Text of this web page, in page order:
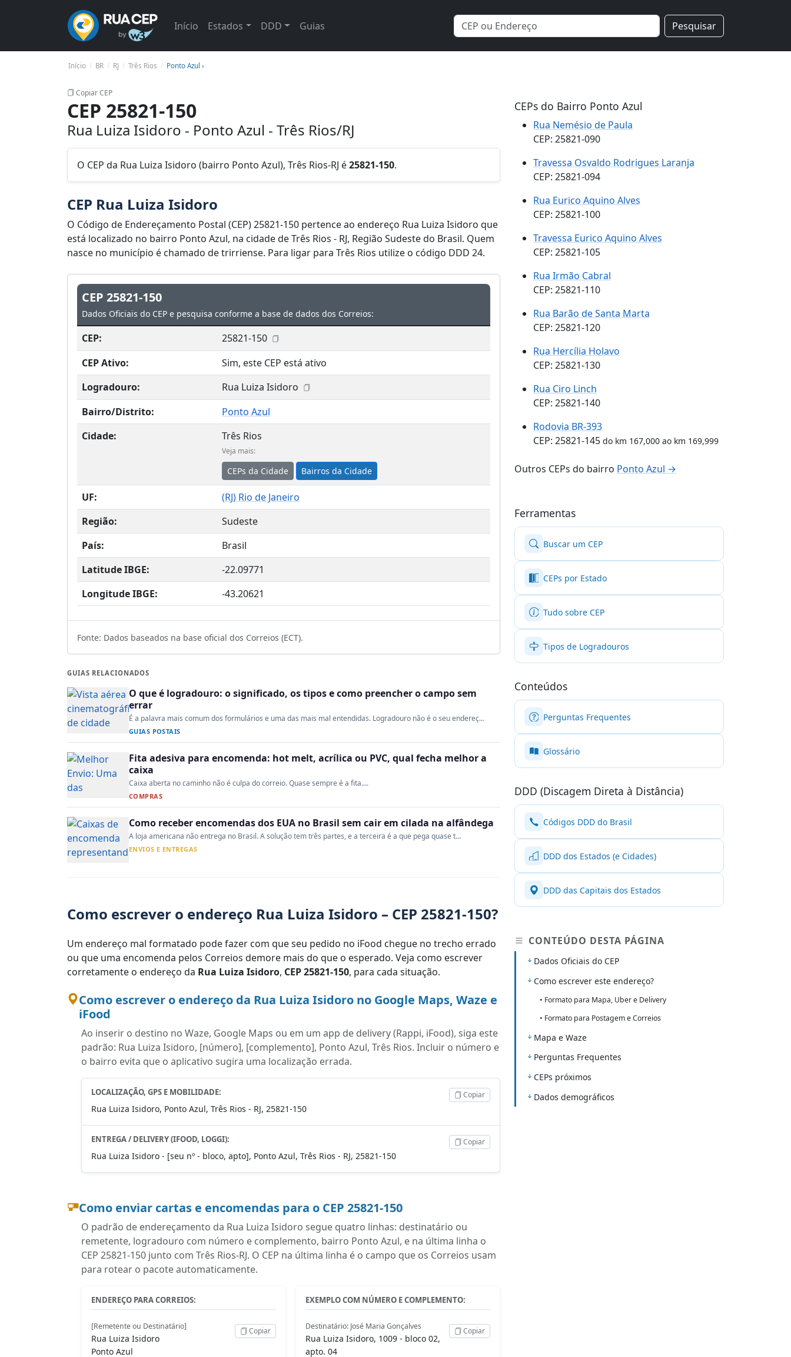
Início Estados DDD Guias Pesquisar
Início BR RJ Três Rios Ponto Azul ›
Copiar CEP
CEP 25821-150
Rua Luiza Isidoro - Ponto Azul - Três Rios/RJ
O CEP da Rua Luiza Isidoro (bairro Ponto Azul), Três Rios-RJ é25821-150.
CEP Rua Luiza Isidoro
O Código de Endereçamento Postal (CEP) 25821-150 pertence ao endereço Rua Luiza Isidoro que
está localizado no bairro Ponto Azul, na cidade de Três Rios - RJ, Região Sudeste do Brasil. Quem
nasce no município é chamado de trirriense. Para ligar para Três Rios utilize o código DDD 24.
CEP 25821-150
Dados Oficiais do CEP e pesquisa conforme a base de dados dos Correios:
CEP:
25821-150
CEP Ativo:
Sim, este CEP está ativo
Logradouro:
Rua Luiza Isidoro
Bairro/Distrito:
Ponto Azul
Cidade:
Três Rios
Veja mais:
CEPs da Cidade Bairros da Cidade
UF: (RJ) Rio de Janeiro
Região:
Sudeste
País:
Brasil
Latitude IBGE:
-22.09771
Longitude IBGE:
-43.20621
Fonte: Dados baseados na base oficial dos Correios (ECT).
GUIAS RELACIONADOS
O que é logradouro: o significado, os tipos e como preencher o campo sem
errar
É a palavra mais comum dos formulários e uma das mais mal entendidas. Logradouro não é o seu endereç...
GUIAS POSTAIS
Fita adesiva para encomenda: hot melt, acrílica ou PVC, qual fecha melhor a
caixa
Caixa aberta no caminho não é culpa do correio. Quase sempre é a fita....
COMPRAS
Como receber encomendas dos EUA no Brasil sem cair em cilada na alfândega
A loja americana não entrega no Brasil. A solução tem três partes, e a terceira é a que pega quase t...
ENVIOS E ENTREGAS
Como escrever o endereço Rua Luiza Isidoro – CEP 25821-150?
Um endereço mal formatado pode fazer com que seu pedido no iFood chegue no trecho errado
ou que uma encomenda pelos Correios demore mais do que o esperado. Veja como escrever
corretamente o endereço da Rua Luiza Isidoro, CEP 25821-150, para cada situação.
Como escrever o endereço da Rua Luiza Isidoro no Google Maps, Waze e
iFood
Ao inserir o destino no Waze, Google Maps ou em um app de delivery (Rappi, iFood), siga este
padrão: Rua Luiza Isidoro, [número], [complemento], Ponto Azul, Três Rios. Incluir o número e
o bairro evita que o aplicativo sugira uma localização errada.
LOCALIZAÇÃO, GPS E MOBILIDADE:
Rua Luiza Isidoro, Ponto Azul, Três Rios - RJ, 25821-150
Copiar
ENTREGA / DELIVERY (IFOOD, LOGGI):
Rua Luiza Isidoro - [seu nº - bloco, apto], Ponto Azul, Três Rios - RJ, 25821-150
Copiar
Como enviar cartas e encomendas para o CEP 25821-150
O padrão de endereçamento da Rua Luiza Isidoro segue quatro linhas: destinatário ou
remetente, logradouro com número e complemento, bairro Ponto Azul, e na última linha o
CEP 25821-150 junto com Três Rios-RJ. O CEP na última linha é o campo que os Correios usam
para rotear o pacote automaticamente.
ENDEREÇO PARA CORREIOS:
[Remetente ou Destinatário]
Rua Luiza Isidoro
Ponto Azul
Copiar
EXEMPLO COM NÚMERO E COMPLEMENTO:
Destinatário: José Maria Gonçalves
Rua Luiza Isidoro, 1009 - bloco 02,
apto. 04
Copiar
CEPs do Bairro Ponto Azul
Rua Nemésio de Paula
CEP: 25821-090
Travessa Osvaldo Rodrigues Laranja
CEP: 25821-094
Rua Eurico Aquino Alves
CEP: 25821-100
Travessa Eurico Aquino Alves
CEP: 25821-105
Rua Irmão Cabral
CEP: 25821-110
Rua Barão de Santa Marta
CEP: 25821-120
Rua Hercília Holavo
CEP: 25821-130
Rua Ciro Linch
CEP: 25821-140
Rodovia BR-393
CEP: 25821-145 do km 167,000 ao km 169,999
Outros CEPs do bairro Ponto Azul →
Ferramentas
Buscar um CEP
CEPs por Estado
Tudo sobre CEP
Tipos de Logradouros
Conteúdos
Perguntas Frequentes
Glossário
DDD (Discagem Direta à Distância)
Códigos DDD do Brasil
DDD dos Estados (e Cidades)
DDD das Capitais dos Estados
CONTEÚDO DESTA PÁGINA
Dados Oficiais do CEP
Como escrever este endereço?
• Formato para Mapa, Uber e Delivery
• Formato para Postagem e Correios
Mapa e Waze
Perguntas Frequentes
CEPs próximos
Dados demográficos